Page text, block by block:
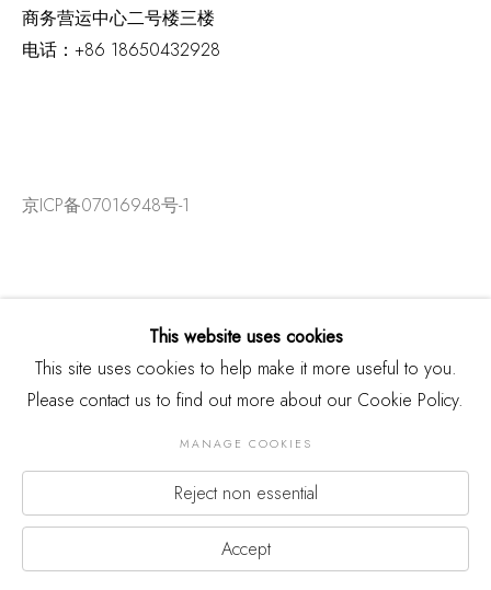
商务营运中心二号楼三楼
电话： +86 18650432928
京ICP备07016948号-1
版权 2026 THREE SHADOWS
Manage cookies
This website uses cookies
This site uses cookies to help make it more useful to you.
Please contact us to find out more about our Cookie Policy.
MANAGE COOKIES
Reject non essential
Accept